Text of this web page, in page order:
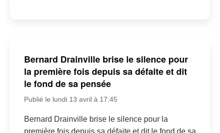
Bernard Drainville brise le silence pour
la première fois depuis sa défaite et dit
le fond de sa pensée
Publié le lundi 13 avril à 17:45
Bernard Drainville brise le silence pour la